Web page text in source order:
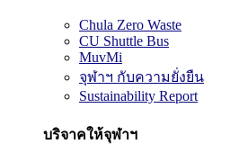
Chula Zero Waste
CU Shuttle Bus
MuvMi
จุฬาฯ กับความยั่งยืน
Sustainability Report
บริจาคให้จุฬาฯ